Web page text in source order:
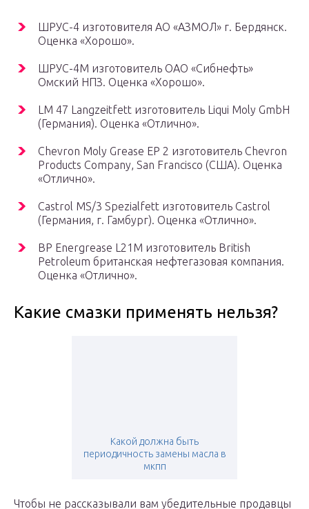
ШРУС-4 изготовителя АО «АЗМОЛ» г. Бердянск.
Оценка «Хорошо».
ШРУС-4М изготовитель ОАО «Сибнефть»
Омский НПЗ. Оценка «Хорошо».
LM 47 Langzeitfett изготовитель Liqui Moly GmbH
(Германия). Оценка «Отлично».
Chevron Moly Grease EP 2 изготовитель Chevron
Products Company, San Francisco (США). Оценка
«Отлично».
Castrol MS/3 Spezialfett изготовитель Castrol
(Германия, г. Гамбург). Оценка «Отлично».
BP Energrease L21M изготовитель British
Petroleum британская нефтегазовая компания.
Оценка «Отлично».
Какие смазки применять нельзя?
Какой должна быть
периодичность замены масла в
мкпп
Чтобы не рассказывали вам убедительные продавцы